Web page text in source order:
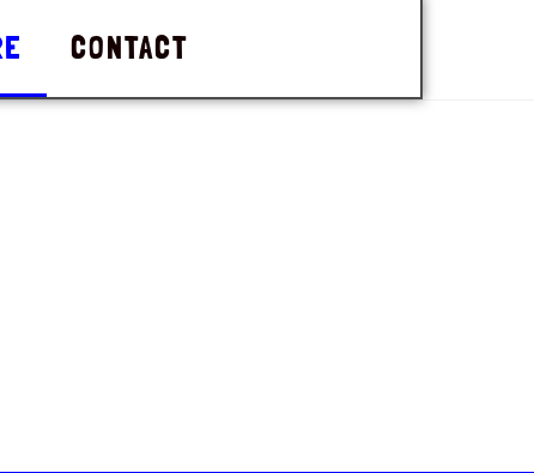
CONTACT